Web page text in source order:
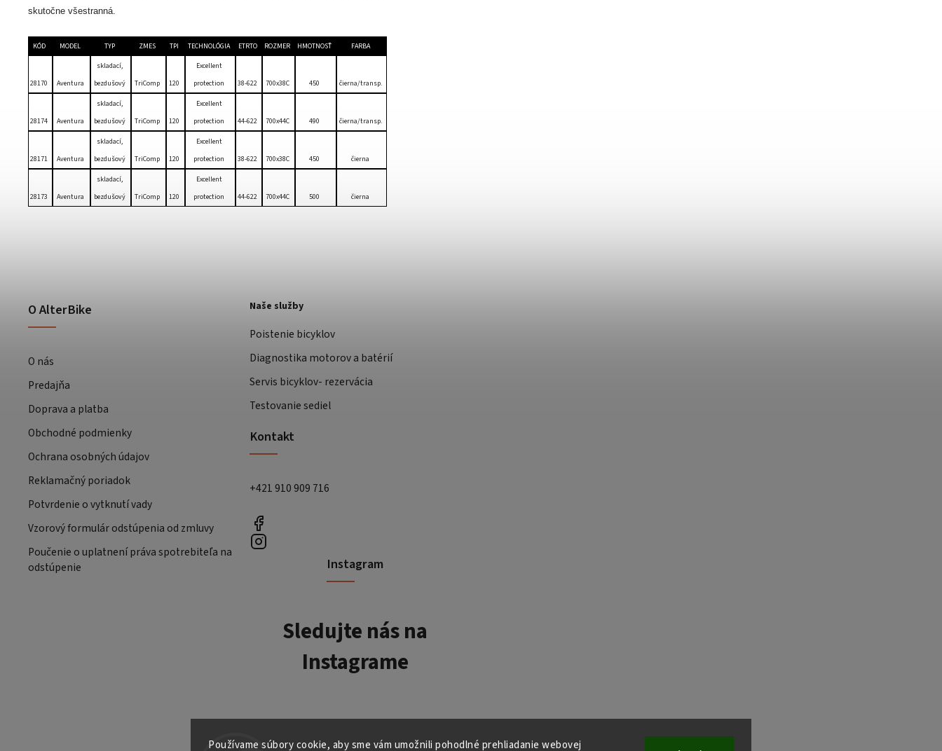
Používame súbory cookie, aby sme vám umožnili pohodlné prehliadanie webovej
skutočne všestranná.
KÓD MODEL TYP ZMES TPI TECHNOLÓGIA ETRTO ROZMER HMOTNOSŤ FARBA
28170 Aventura
skladací,
bezdušový
TriComp 120
Excellent
protection
38-622 700x38C 450 čierna/transp.
28174 Aventura
skladací,
bezdušový
TriComp 120
Excellent
protection
44-622 700x44C 490 čierna/transp.
28171 Aventura
skladací,
bezdušový
TriComp 120
Excellent
protection
38-622 700x38C 450 čierna
28173 Aventura
skladací,
bezdušový
TriComp 120
Excellent
protection
44-622 700x44C 500 čierna
O AlterBike
O nás
Predajňa
Doprava a platba
Obchodné podmienky
Ochrana osobných údajov
Reklamačný poriadok
Potvrdenie o vytknutí vady
Vzorový formulár odstúpenia od zmluvy
Poučenie o uplatnení práva spotrebiteľa na
odstúpenie
Naše služby
Poistenie bicyklov
Diagnostika motorov a batérií
Servis bicyklov- rezervácia
Testovanie sediel
Kontakt
+421 910 909 716
Instagram
Sledujte nás na
Instagrame